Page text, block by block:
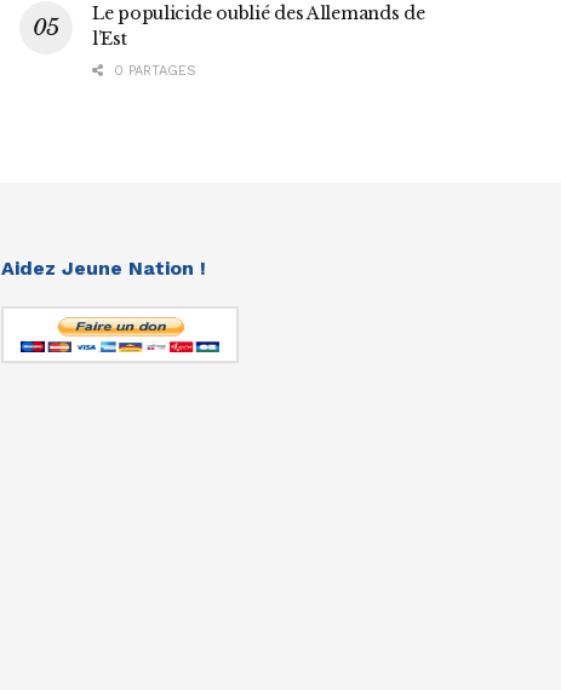
Le populicide oublié des Allemands de
l’Est
0 PARTAGES
Aidez Jeune Nation !